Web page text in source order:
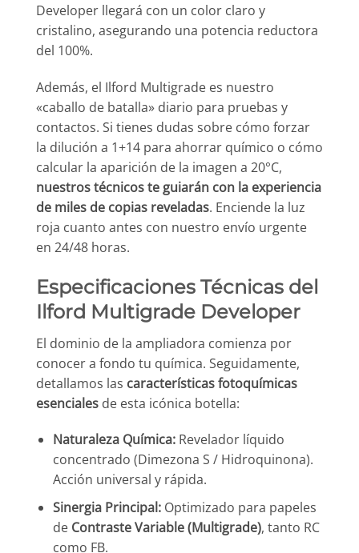
Developer llegará con un color claro y
cristalino, asegurando una potencia reductora
del 100%.
Además, el Ilford Multigrade es nuestro
«caballo de batalla» diario para pruebas y
contactos. Si tienes dudas sobre cómo forzar
la dilución a 1+14 para ahorrar químico o cómo
calcular la aparición de la imagen a 20°C,
nuestros técnicos te guiarán con la experiencia
de miles de copias reveladas. Enciende la luz
roja cuanto antes con nuestro envío urgente
en 24/48 horas.
Especificaciones Técnicas del
Ilford Multigrade Developer
El dominio de la ampliadora comienza por
conocer a fondo tu química. Seguidamente,
detallamos las características fotoquímicas
esenciales de esta icónica botella:
Naturaleza Química:Revelador líquido
concentrado (Dimezona S / Hidroquinona).
Acción universal y rápida.
Sinergia Principal:Optimizado para papeles
de Contraste Variable (Multigrade), tanto RC
como FB.